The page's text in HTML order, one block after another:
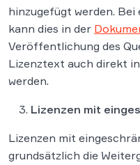
hinzugefügt werden.
kann dies in der
Veröffentlichung des
Lizenztext auch direkt
werden.
Lizenzen mit
Lizenzen mit
grundsätzlich die